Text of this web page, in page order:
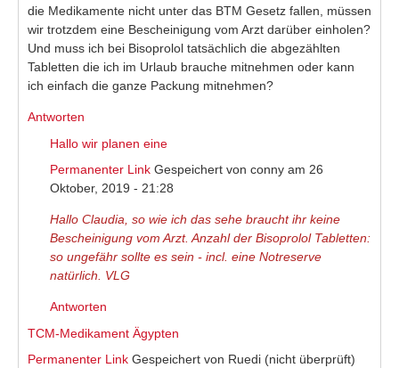
die Medikamente nicht unter das BTM Gesetz fallen, müssen
wir trotzdem eine Bescheinigung vom Arzt darüber einholen?
Und muss ich bei Bisoprolol tatsächlich die abgezählten
Tabletten die ich im Urlaub brauche mitnehmen oder kann
ich einfach die ganze Packung mitnehmen?
Antworten
Hallo wir planen eine
Permanenter Link Gespeichert von conny am 26
Oktober, 2019 - 21:28
Hallo Claudia, so wie ich das sehe braucht ihr keine
Bescheinigung vom Arzt. Anzahl der Bisoprolol Tabletten:
so ungefähr sollte es sein - incl. eine Notreserve
natürlich. VLG
Antworten
TCM-Medikament Ägypten
Permanenter Link Gespeichert von Ruedi (nicht überprüft)